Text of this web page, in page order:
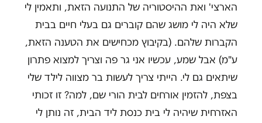
הארצי' ואת ההיסטוריה של התנועה הזאת, ותאמין לי
שלא היה לי מושג שהם קוברים גם בעלי חיים בבית
הקברות שלהם. (בקיבוץ מכחישים את הטענה הזאת,
ע"מ) אבל שמע, עכשיו אני גר פה וצריך למצוא פתרון
שיתאים גם לי. הייתי צריך לעשות בר מצווה לילד שלי
בצפת, להזמין אורחים לבית הורי שם, למה? זו זכותי
האזרחית שיהיה לי בית כנסת ליד הבית, זה נותן לי